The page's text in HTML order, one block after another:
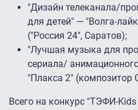
"Дизайн телеканала/
для детей" — "Волга-
("Россия 24″, Саратов);
"Лучшая музыка для
сериала/
"Плакса 2″ (композитор
Всего на конкурс "ТЭФИ-